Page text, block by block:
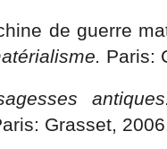
de guerre
Paris:
Grasset,